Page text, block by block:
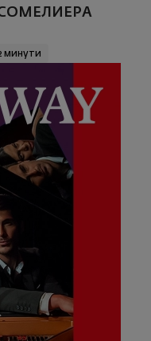
СОМЕЛИЕРА
минути